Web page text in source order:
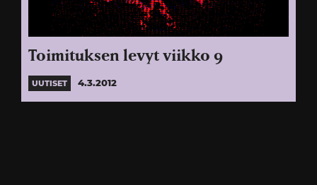
Toimituksen levyt viikko 9
UUTISET 4.3.2012